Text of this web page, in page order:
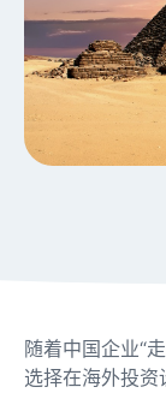
随着中国企业“
选择在海外投资